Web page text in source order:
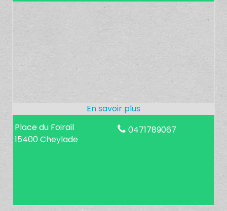
Place du Foirail
15400 Cheylade
0471789067